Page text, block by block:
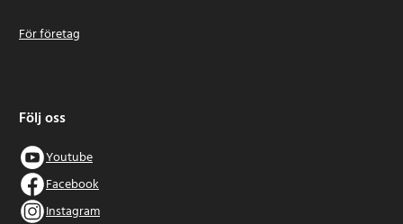
För företag
Följ oss
Youtube
Facebook
Instagram